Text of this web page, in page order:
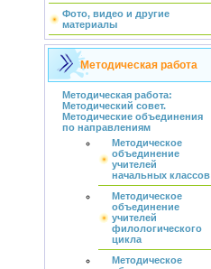
Фото, видео и другие
материалы
Методическая работа
Методическая работа:
Методический совет.
Методические объединения
по направлениям
Методическое
объединение
учителей
начальных классов
Методическое
объединение
учителей
филологического
цикла
Методическое